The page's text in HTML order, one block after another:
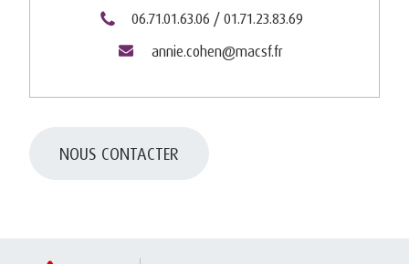
06.71.01.63.06 / 01.71.23.83.69
annie.cohen@macsf.fr
NOUS CONTACTER